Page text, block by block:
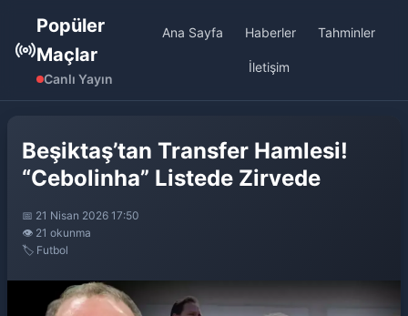
Popüler
Maçlar
Canlı Yayın
Ana Sayfa Haberler Tahminler
İletişim
Beşiktaş’tan Transfer Hamlesi!
“Cebolinha” Listede Zirvede
📅 21 Nisan 2026 17:50
👁️ 21 okunma
🏷️ Futbol